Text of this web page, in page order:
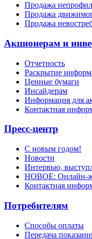
Продажа
Продажа
Продажа
Акционерам и
Отчетность
Раскрытие
Ценные бумаги
Инсайдерам
Информация для
Контактная
Пресс-центр
С новым годом!
Новости
Интервью,
НОВОЕ: Онлайн-
Контактная
Потребителям
Способы оплаты
Передача